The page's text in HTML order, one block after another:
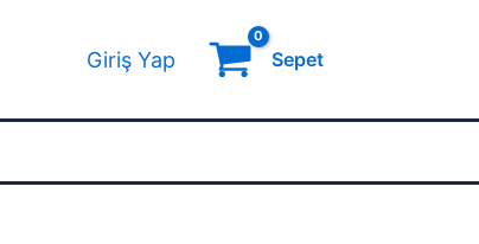
Giriş Yap Sepet